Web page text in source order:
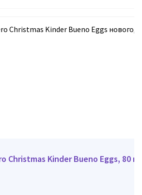
Christmas Kinder Bueno Eggs, 80 г